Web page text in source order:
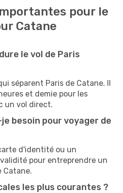
pour le
Catane
le vol de Paris
séparent Paris de Catane. Il
et demie pour les
un vol direct.
besoin pour voyager de
d'identité ou un
pour entreprendre un
Catane.
les plus courantes ?